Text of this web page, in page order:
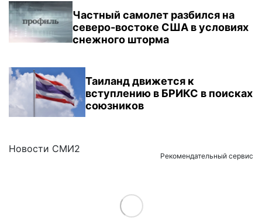
Частный самолет разбился на
северо-востоке США в условиях
снежного шторма
Таиланд движется к
вступлению в БРИКС в поисках
союзников
Новости СМИ2
Рекомендательный сервис
Load More